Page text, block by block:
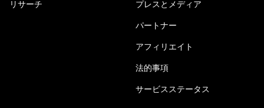
リサーチ プレスとメディア
パートナー
アフィリエイト
法的事項
サービスステータス